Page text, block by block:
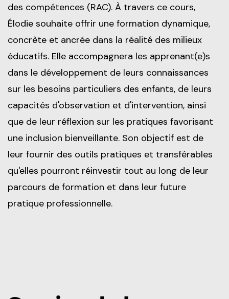
des compétences (RAC). À travers ce cours,
Élodie souhaite offrir une formation dynamique,
concrète et ancrée dans la réalité des milieux
éducatifs. Elle accompagnera les apprenant(e)s
dans le développement de leurs connaissances
sur les besoins particuliers des enfants, de leurs
capacités d'observation et d'intervention, ainsi
que de leur réflexion sur les pratiques favorisant
une inclusion bienveillante. Son objectif est de
leur fournir des outils pratiques et transférables
qu'elles pourront réinvestir tout au long de leur
parcours de formation et dans leur future
pratique professionnelle.